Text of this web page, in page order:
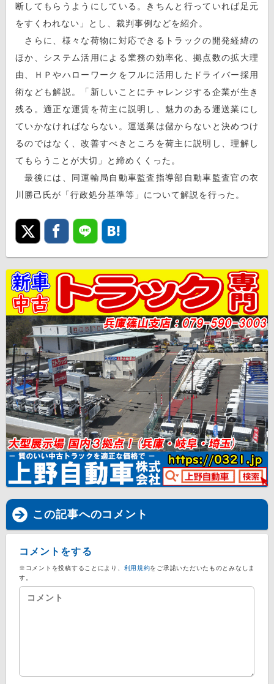
断してもらうようにしている。きちんと行っていれば足元
をすくわれない」とし、裁判事例などを紹介。
さらに、様々な荷物に対応できるトラックの開発経緯の
ほか、システム活用による業務の効率化、拠点数の拡大理
由、ＨＰやハローワークをフルに活用したドライバー採用
術なども解説。「新しいことにチャレンジする企業が生き
残る。適正な運賃を荷主に説明し、魅力のある運送業にし
ていかなければならない。運送業は儲からないと決めつけ
るのではなく、改善すべきところを荷主に説明し、理解し
てもらうことが大切」と締めくくった。
最後には、同運輸局自動車監査指導部自動車監査官の衣
川勝己氏が「行政処分基準等」について解説を行った。
この記事へのコメント
コメントをする
※コメントを投稿することにより、 利用規約をご承諾いただいたものとみなしま
す。